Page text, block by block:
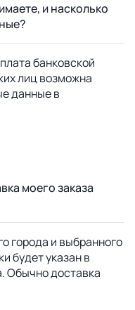
и насколько
банковской
лиц возможна
данные в
моего заказа
города и выбранного
будет указан в
Обычно доставка